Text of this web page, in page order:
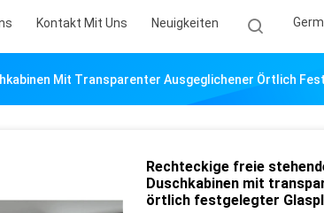
Kontakt Mit Uns Neuigkeiten
Mit Transparenter Ausgeglichener Örtlich
Rechteckige freie
Duschkabinen mit
örtlich festgelegter